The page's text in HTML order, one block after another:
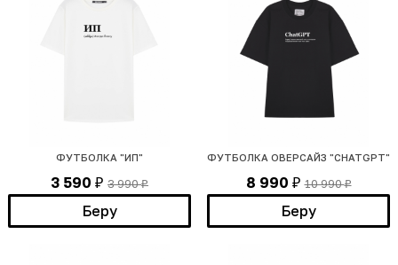
ФУТБОЛКА "ИП"
3 590 ₽ 3 990₽
Беру
ФУТБОЛКА ОВЕРСАЙЗ "CHATGPT"
8 990 ₽ 10 990₽
Беру